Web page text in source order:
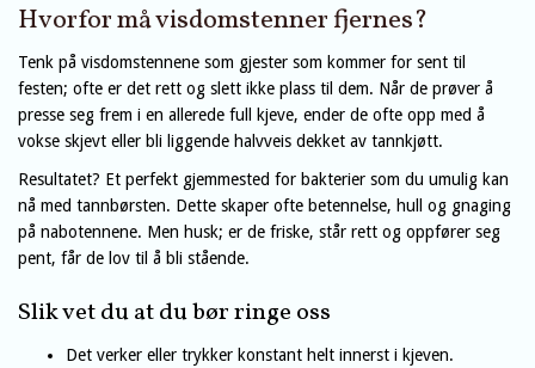
Hvorfor må visdomstenner fjernes?
Tenk på visdomstennene som gjester som kommer for sent til
festen; ofte er det rett og slett ikke plass til dem. Når de prøver å
presse seg frem i en allerede full kjeve, ender de ofte opp med å
vokse skjevt eller bli liggende halvveis dekket av tannkjøtt.
Resultatet? Et perfekt gjemmested for bakterier som du umulig kan
nå med tannbørsten. Dette skaper ofte betennelse, hull og gnaging
på nabotennene. Men husk; er de friske, står rett og oppfører seg
pent, får de lov til å bli stående.
Slik vet du at du bør ringe oss
Det verker eller trykker konstant helt innerst i kjeven.